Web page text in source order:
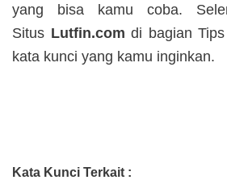
yang bisa kamu coba.
Situs Lutfin.com di bagian
kata kunci yang kamu inginkan.
Kata Kunci Terkait :